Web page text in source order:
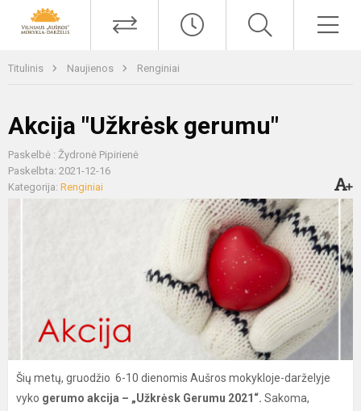
Titulinis Naujienos Renginiai
Akcija "Užkrėsk gerumu"
Paskelbė : Žydronė Pipirienė
Paskelbta: 2021-12-16
Kategorija: Renginiai
Šių metų, gruodžio 6-10 dienomis Aušros mokykloje-darželyje
vyko gerumo akcija – „Užkrėsk Gerumu 2021“. Sakoma,